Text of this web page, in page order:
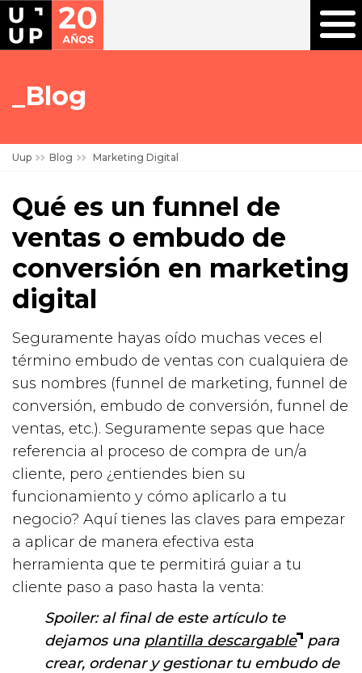
Blog
Uup Blog Marketing Digital
Qué es un funnel de
ventas o embudo de
conversión en marketing
digital
Seguramente hayas oído muchas veces el
término embudo de ventas con cualquiera de
sus nombres (funnel de marketing, funnel de
conversión, embudo de conversión, funnel de
ventas, etc.). Seguramente sepas que hace
referencia al proceso de compra de un/a
cliente, pero ¿entiendes bien su
funcionamiento y cómo aplicarlo a tu
negocio? Aquí tienes las claves para empezar
a aplicar de manera efectiva esta
herramienta que te permitirá guiar a tu
cliente paso a paso hasta la venta:
Spoiler: al final de este artículo te
dejamos una plantilla descargable
para
crear, ordenar y gestionar tu embudo de